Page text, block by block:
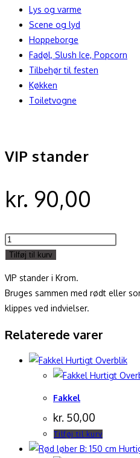
Lys og varme
Scene og lyd
Hoppeborge
Fadøl, Slush Ice, Popcorn
Tilbehør til festen
Køkken
Toiletvogne
VIP stander
kr. 90,00
VIP
stander
Tilføj til kurv
VIP stander i Krom.
Bruges sammen med rødt eller
klippes ved indvielser.
Relaterede varer
Hurtigt Overblik
Hurtigt
Fakkel
kr. 50,00
Tilføj til kurv